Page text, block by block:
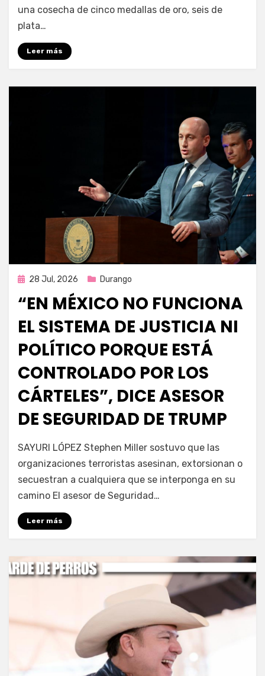
una cosecha de cinco medallas de oro, seis de
plata…
Leer más
Publicada
28 Jul, 2026 Durango
“EN MÉXICO NO FUNCIONA
EL SISTEMA DE JUSTICIA NI
POLÍTICO PORQUE ESTÁ
CONTROLADO POR LOS
CÁRTELES”, DICE ASESOR
DE SEGURIDAD DE TRUMP
porFernando Miranda Servín
SAYURI LÓPEZ Stephen Miller sostuvo que las
organizaciones terroristas asesinan, extorsionan o
secuestran a cualquiera que se interponga en su
camino El asesor de Seguridad…
Leer más